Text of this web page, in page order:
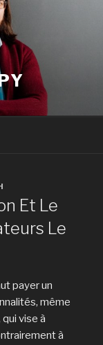
Et Le
Le
payer un
même
vise à
à